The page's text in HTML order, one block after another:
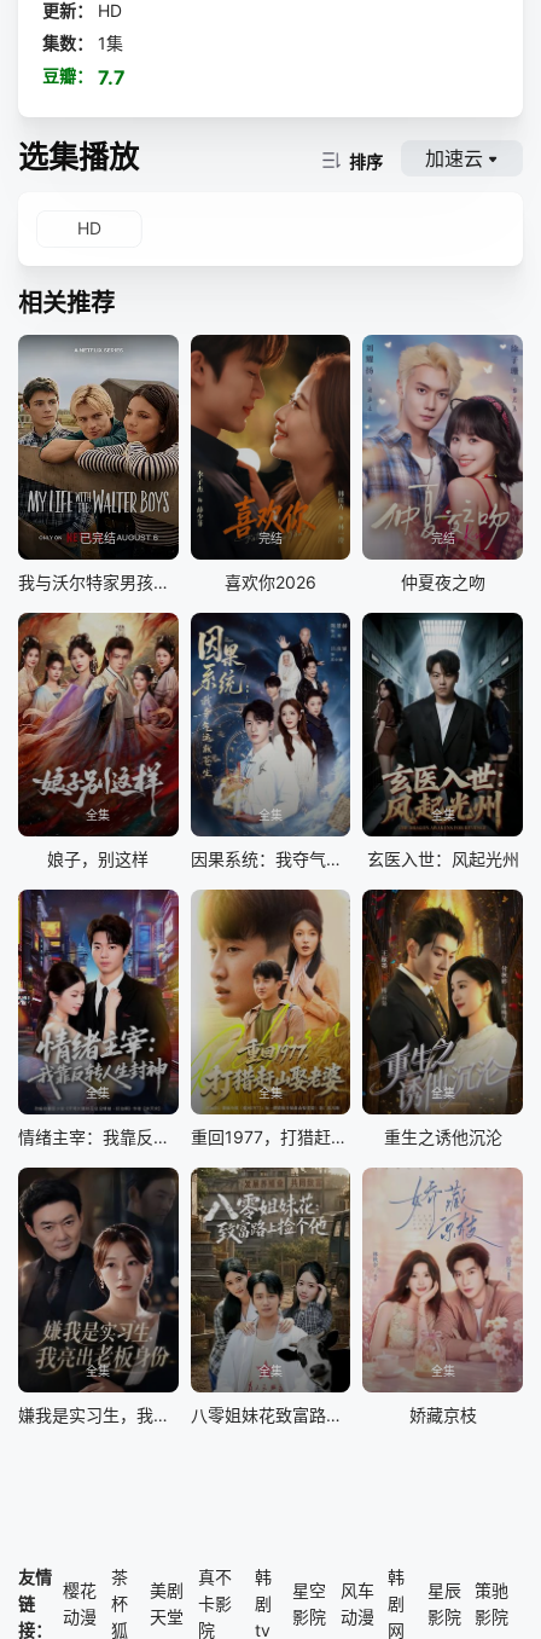
更新：
HD
集数：
1集
豆瓣：
7.7
选集播放 排序 加速云
HD
相关推荐
已完结
我与沃尔特家男孩的生活第三季
完结
喜欢你2026
完结
仲夏夜之吻
全集
娘子，别这样
全集
因果系统：我夺气运救苍生
全集
玄医入世：风起光州
全集
情绪主宰：我靠反转人生封神
全集
重回1977，打猎赶山娶老婆
全集
重生之诱他沉沦
全集
嫌我是实习生，我亮出老板身份
全集
八零姐妹花致富路上捡个他
全集
娇藏京枝
友情
链
接：
樱花
动漫
茶
杯
狐
美剧
天堂
真不
卡影
院
韩
剧
tv
星空
影院
风车
动漫
韩
剧
网
星辰
影院
策驰
影院